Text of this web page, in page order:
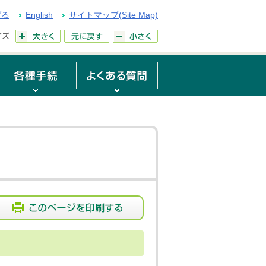
English サイトマップ(Site Map)